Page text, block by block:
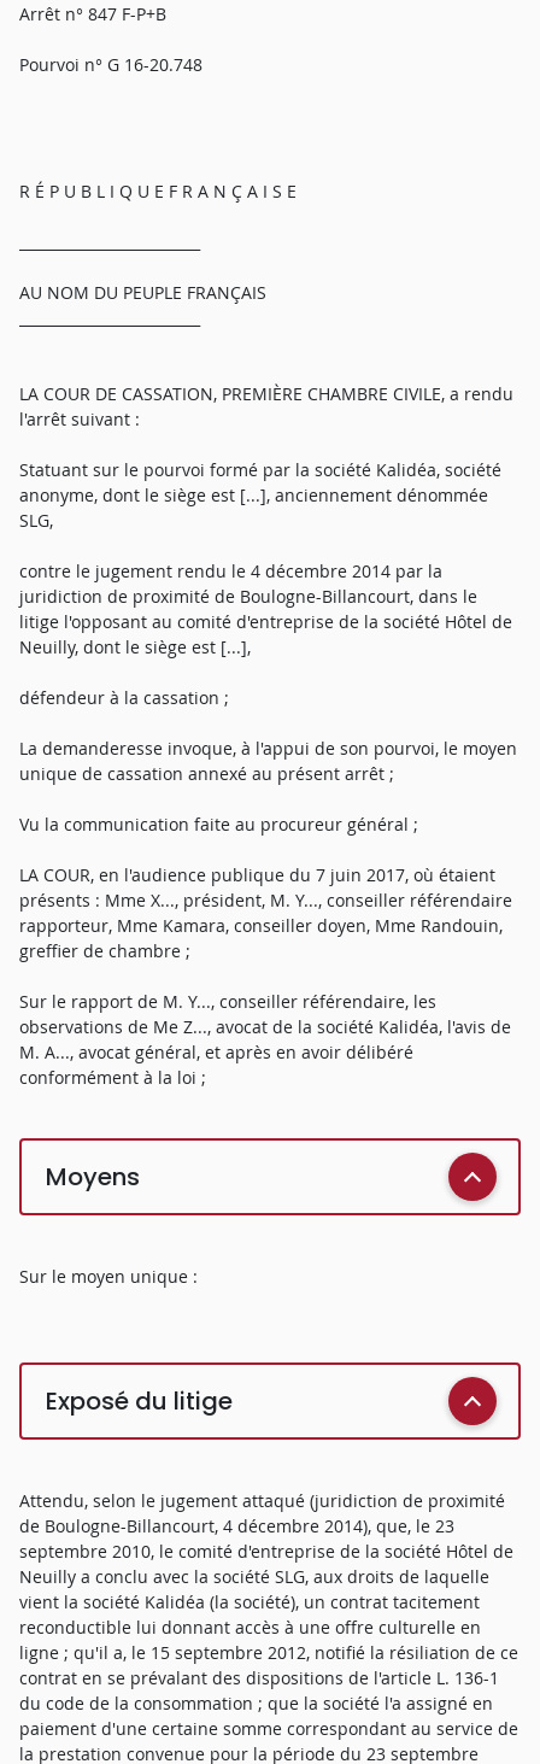
Arrêt n° 847 F-P+B
Pourvoi n° G 16-20.748
R É P U B L I Q U E F R A N Ç A I S E
AU NOM DU PEUPLE FRANÇAIS
LA COUR DE CASSATION, PREMIÈRE CHAMBRE CIVILE, a rendu
l'arrêt suivant :
Statuant sur le pourvoi formé par la société Kalidéa, société
anonyme, dont le siège est [...], anciennement dénommée
SLG,
contre le jugement rendu le 4 décembre 2014 par la
juridiction de proximité de Boulogne-Billancourt, dans le
litige l'opposant au comité d'entreprise de la société Hôtel de
Neuilly, dont le siège est [...],
défendeur à la cassation ;
La demanderesse invoque, à l'appui de son pourvoi, le moyen
unique de cassation annexé au présent arrêt ;
Vu la communication faite au procureur général ;
LA COUR, en l'audience publique du 7 juin 2017, où étaient
présents : Mme X..., président, M. Y..., conseiller référendaire
rapporteur, Mme Kamara, conseiller doyen, Mme Randouin,
greffier de chambre ;
Sur le rapport de M. Y..., conseiller référendaire, les
observations de Me Z..., avocat de la société Kalidéa, l'avis de
M. A..., avocat général, et après en avoir délibéré
conformément à la loi ;
Moyens
Sur le moyen unique :
Exposé du litige
Attendu, selon le jugement attaqué (juridiction de proximité
de Boulogne-Billancourt, 4 décembre 2014), que, le 23
septembre 2010, le comité d'entreprise de la société Hôtel de
Neuilly a conclu avec la société SLG, aux droits de laquelle
vient la société Kalidéa (la société), un contrat tacitement
reconductible lui donnant accès à une offre culturelle en
ligne ; qu'il a, le 15 septembre 2012, notifié la résiliation de ce
contrat en se prévalant des dispositions de l'article L. 136-1
du code de la consommation ; que la société l'a assigné en
paiement d'une certaine somme correspondant au service de
la prestation convenue pour la période du 23 septembre